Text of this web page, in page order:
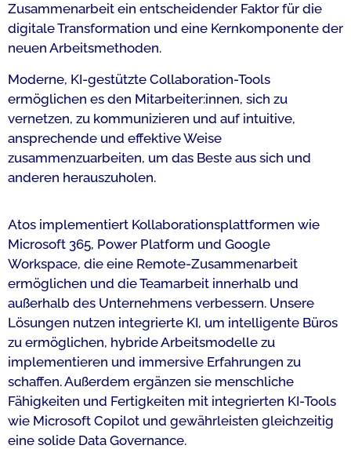
Zusammenarbeit ein entscheidender Faktor für die
digitale Transformation und eine Kernkomponente der
neuen Arbeitsmethoden.
Moderne, KI-gestützte Collaboration-Tools
ermöglichen es den Mitarbeiter:innen, sich zu
vernetzen, zu kommunizieren und auf intuitive,
ansprechende und effektive Weise
zusammenzuarbeiten, um das Beste aus sich und
anderen herauszuholen.
Atos implementiert Kollaborationsplattformen wie
Microsoft 365, Power Platform und Google
Workspace, die eine Remote-Zusammenarbeit
ermöglichen und die Teamarbeit innerhalb und
außerhalb des Unternehmens verbessern. Unsere
Lösungen nutzen integrierte KI, um intelligente Büros
zu ermöglichen, hybride Arbeitsmodelle zu
implementieren und immersive Erfahrungen zu
schaffen. Außerdem ergänzen sie menschliche
Fähigkeiten und Fertigkeiten mit integrierten KI-Tools
wie Microsoft Copilot und gewährleisten gleichzeitig
eine solide Data Governance.